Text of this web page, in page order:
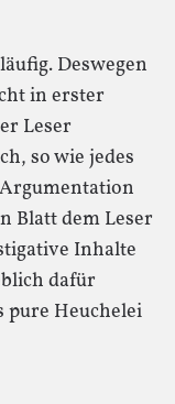
Deswegen
in erster
Leser
so wie jedes
Blatt dem Leser
Inhalte
dafür
pure Heuchelei